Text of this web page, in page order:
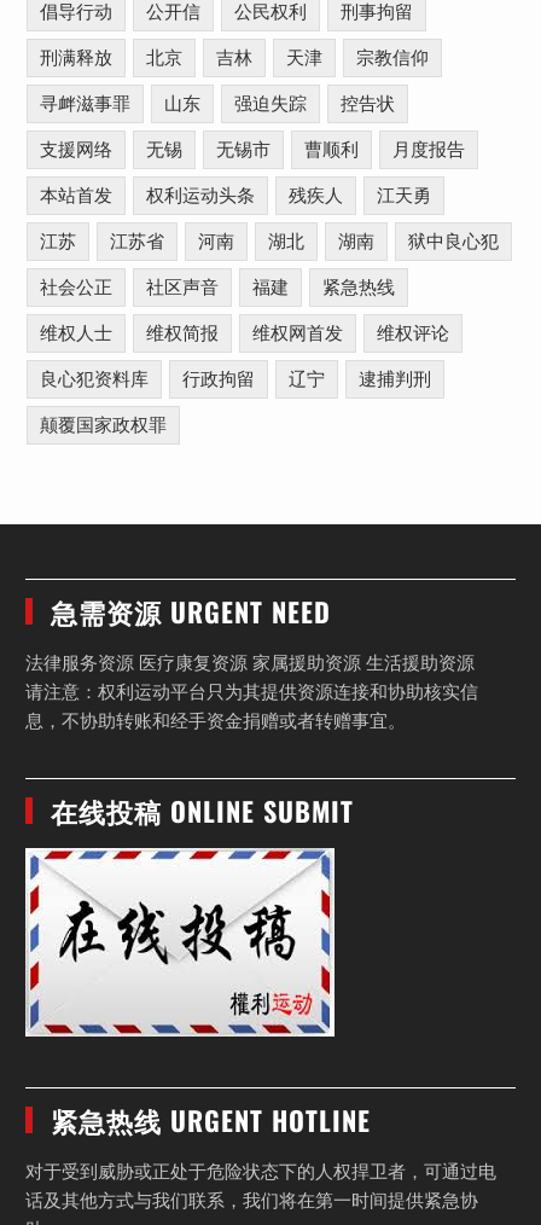
倡导行动 公开信 公民权利 刑事拘留
刑满释放 北京 吉林 天津 宗教信仰
寻衅滋事罪 山东 强迫失踪 控告状
支援网络 无锡 无锡市 曹顺利 月度报告
本站首发 权利运动头条 残疾人 江天勇
江苏 江苏省 河南 湖北 湖南 狱中良心犯
社会公正 社区声音 福建 紧急热线
维权人士 维权简报 维权网首发 维权评论
良心犯资料库 行政拘留 辽宁 逮捕判刑
颠覆国家政权罪
急需资源 URGENT NEED
法律服务资源 医疗康复资源 家属援助资源 生活援助资源
请注意：权利运动平台只为其提供资源连接和协助核实信
息，不协助转账和经手资金捐赠或者转赠事宜。
在线投稿 ONLINE SUBMIT
紧急热线 URGENT HOTLINE
对于受到威胁或正处于危险状态下的人权捍卫者，可通过电
话及其他方式与我们联系，我们将在第一时间提供紧急协